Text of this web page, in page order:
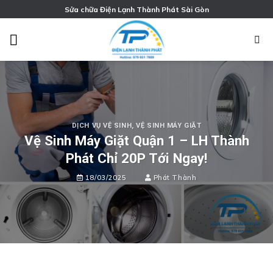
đến
nội
Sửa chữa Điện Lạnh Thành Phát Sài Gòn
DỊCH VỤ VỆ SINH,VỆ SINH MÁY GIẶT
Vệ Sinh Máy Giặt Quận 1 – LH Thành
Phát Chỉ 20P Tới Ngay!
18/03/2025 Phát Thành